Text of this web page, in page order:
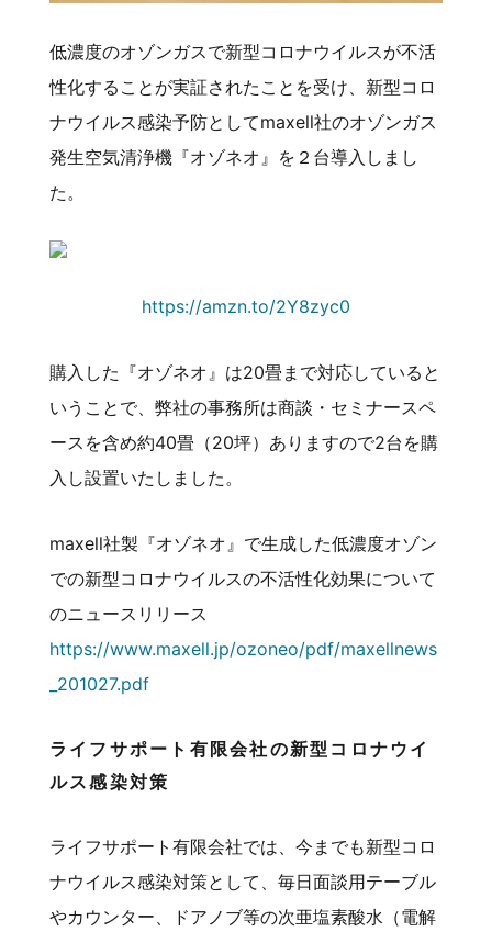
低濃度のオゾンガスで新型コロナウイルスが不活
性化することが実証されたことを受け、新型コロ
ナウイルス感染予防としてmaxell社のオゾンガス
発生空気清浄機『オゾネオ』を２台導入しまし
た。
https://amzn.to/2Y8zyc0
購入した『オゾネオ』は20畳まで対応していると
いうことで、弊社の事務所は商談・セミナースペ
ースを含め約40畳（20坪）ありますので2台を購
入し設置いたしました。
maxell社製『オゾネオ』で生成した低濃度オゾン
での新型コロナウイルスの不活性化効果について
のニュースリリース
https://www.maxell.jp/ozoneo/pdf/maxellnews
_201027.pdf
ライフサポート有限会社の新型コロナウイ
ルス感染対策
ライフサポート有限会社では、今までも新型コロ
ナウイルス感染対策として、毎日面談用テーブル
やカウンター、ドアノブ等の次亜塩素酸水（電解